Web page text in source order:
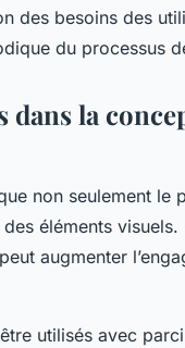
des besoins des
du processus
dans la
non seulement le
éléments
augmenter
utilisés avec